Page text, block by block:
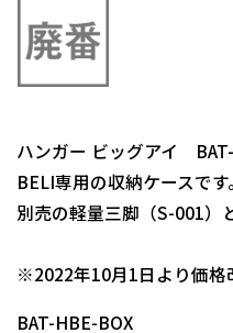
ハンガー ビッグアイ
BELI専用の収納ケースです。
別売の軽量三脚（S-001）
※2022年10月1日より価格
BAT-HBE-BOX